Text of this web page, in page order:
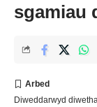
sgamiau
Diweddarwyd